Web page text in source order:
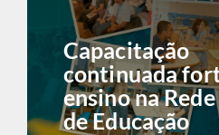
Capacitação
continuada
ensino na
de Educação